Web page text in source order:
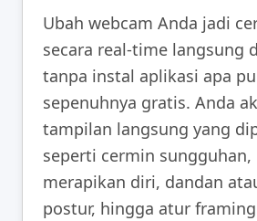
Ubah webcam Anda jadi
secara real-time langsung
tanpa instal aplikasi apa
sepenuhnya gratis. Anda
tampilan langsung yang
seperti cermin
merapikan diri, dandan
postur, hingga atur